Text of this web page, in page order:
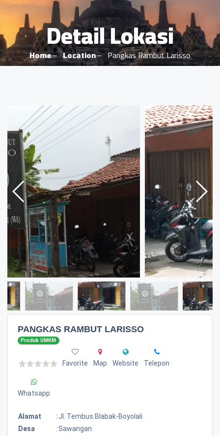
Detail Lokasi
Home Location Pangkas Rambut Larisso
PANGKAS RAMBUT LARISSO
Produk UMKM
Favorite Map Website Telepon
Whatsapp
Alamat : Jl. Tembus Blabak-Boyolali
Desa
: Sawangan